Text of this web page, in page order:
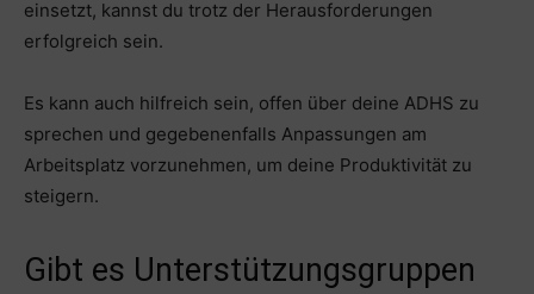
einsetzt, kannst du trotz der Herausforderungen
erfolgreich sein.
Es kann auch hilfreich sein, offen über deine ADHS zu
sprechen und gegebenenfalls Anpassungen am
Arbeitsplatz vorzunehmen, um deine Produktivität zu
steigern.
Gibt es Unterstützungsgruppen